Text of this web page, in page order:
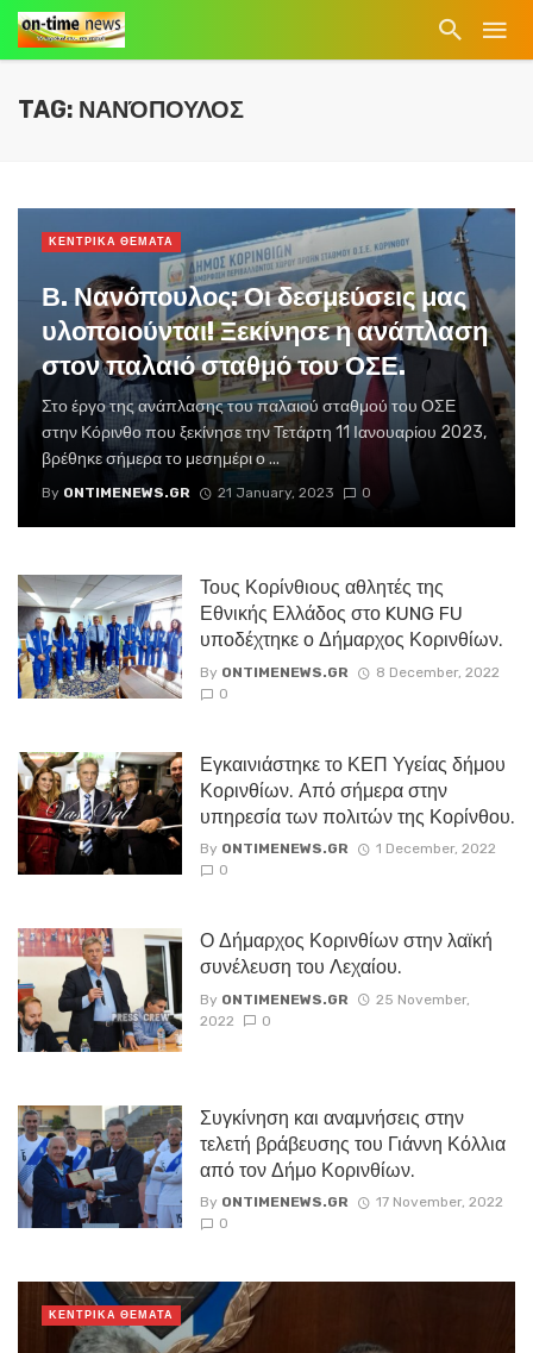
TAG: ΝΑΝΌΠΟΥΛΟΣ
Β. Νανόπουλος: Οι δεσμεύσεις μας
υλοποιούνται! Ξεκίνησε η ανάπλαση
στον παλαιό σταθμό του ΟΣΕ.
Στο έργο της ανάπλασης του παλαιού σταθμού του ΟΣΕ
στην Κόρινθο που ξεκίνησε την Τετάρτη 11 Ιανουαρίου 2023,
βρέθηκε σήμερα το μεσημέρι ο ...
By ONTIMENEWS.GR 21 January, 2023 0
ΚΕΝΤΡΙΚΑ ΘΕΜΑΤΑ
Τους Κορίνθιους αθλητές της
Εθνικής Ελλάδος στο KUNG FU
υποδέχτηκε ο Δήμαρχος Κορινθίων.
By ONTIMENEWS.GR
8 December, 2022
0
Εγκαινιάστηκε το ΚΕΠ Υγείας δήμου
Κορινθίων. Από σήμερα στην
υπηρεσία των πολιτών της Κορίνθου.
By ONTIMENEWS.GR
1 December, 2022
0
Ο Δήμαρχος Κορινθίων στην λαϊκή
συνέλευση του Λεχαίου.
By ONTIMENEWS.GR
25 November,
2022
0
Συγκίνηση και αναμνήσεις στην
τελετή βράβευσης του Γιάννη Κόλλια
από τον Δήμο Κορινθίων.
By ONTIMENEWS.GR
17 November, 2022
0
ΚΕΝΤΡΙΚΑ ΘΕΜΑΤΑ